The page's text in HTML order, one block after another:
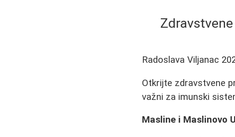
Radoslava Viljanac
Otkrijte zdravstvene
važni za imunski
Masline i Maslinovo